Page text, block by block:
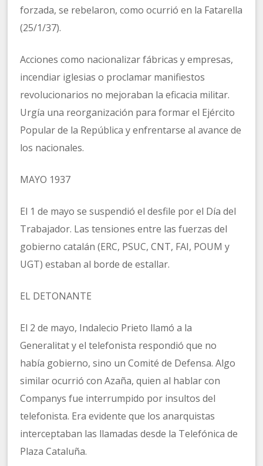
forzada, se rebelaron, como ocurrió en la Fatarella
(25/1/37).
Acciones como nacionalizar fábricas y empresas,
incendiar iglesias o proclamar manifiestos
revolucionarios no mejoraban la eficacia militar.
Urgía una reorganización para formar el Ejército
Popular de la República y enfrentarse al avance de
los nacionales.
MAYO 1937
El 1 de mayo se suspendió el desfile por el Día del
Trabajador. Las tensiones entre las fuerzas del
gobierno catalán (ERC, PSUC, CNT, FAI, POUM y
UGT) estaban al borde de estallar.
EL DETONANTE
El 2 de mayo, Indalecio Prieto llamó a la
Generalitat y el telefonista respondió que no
había gobierno, sino un Comité de Defensa. Algo
similar ocurrió con Azaña, quien al hablar con
Companys fue interrumpido por insultos del
telefonista. Era evidente que los anarquistas
interceptaban las llamadas desde la Telefónica de
Plaza Cataluña.